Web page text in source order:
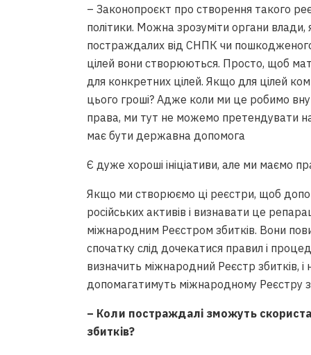
– Законопроєкт про створення такого
політики. Можна зрозуміти органи влади,
постраждалих від СНПК чи
цілей вони створюються. Просто, щоб
для конкретних цілей. Якщо для цілей
цього гроші? Адже коли ми це робимо
права, ми тут не можемо претендувати
має бути державна допомога
Є дуже хороші ініціативи, але ми маємо
Якщо ми створюємо ці реєстри, щоб
російських активів і визнавати це
міжнародним Реєстром збитків. Вони
спочатку слід дочекатися правил і
визначить міжнародний Реєстр збитків, і
допомагатимуть міжнародному Реєстру
– Коли постраждалі зможуть
збитків?